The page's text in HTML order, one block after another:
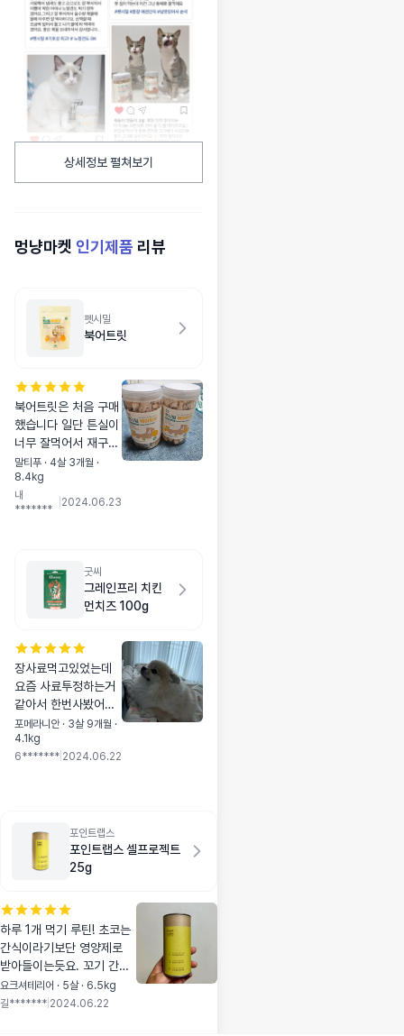
상세정보 펼쳐보기
멍냥마켓 인기제품 리뷰
펫시밀
북어트릿
북어트릿은 처음 구매
했습니다 일단 튼실이
너무 잘먹어서 재구매
각입니다 음수량 늘리
려고 물에 몇개 띄워
주기도 하고 부수어
말티푸 · 4살 3개월 ·
8.4kg
내
*******
2024.06.23
굿씨
그레인프리 치킨
먼치즈 100g
장사료먹고있었는데
요즘 사료투정하는거
같아서 한번사봤어요
장사료랑 섞어주는데
굿씨만쏙쏙빼먹는다
능 ㅋㅋ추가구매하러
포메라니안 · 3살 9개월 ·
4.1kg
6******* 2024.06.22
포인트랩스
포인트랩스 셀프로젝트
25g
하루 1개 먹기 루틴! 초코는
간식이라기보단 영양제로
받아들이는듯요. 꼬기 간식
처럼 달려들진 않아요. 😅
요크셔테리어 · 5살 · 6.5kg
길******* 2024.06.22